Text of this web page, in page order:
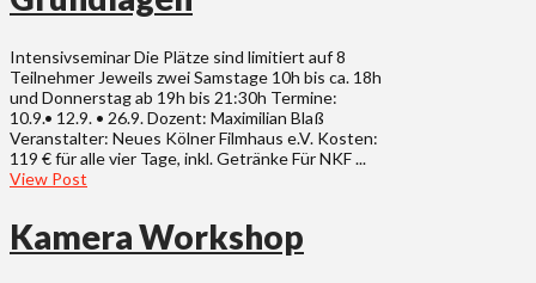
Intensivseminar Die Plätze sind limitiert auf 8
Teilnehmer Jeweils zwei Samstage 10h bis ca. 18h
und Donnerstag ab 19h bis 21:30h Termine:
10.9.• 12.9. • 26.9. Dozent: Maximilian Blaß
Veranstalter: Neues Kölner Filmhaus e.V. Kosten:
119 € für alle vier Tage, inkl. Getränke Für NKF ...
View Post
Kamera Workshop